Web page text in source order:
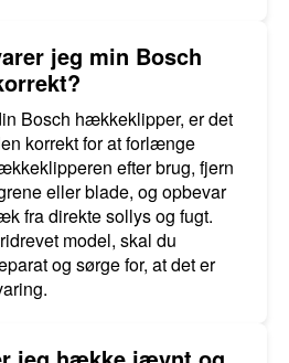
jeg min Bosch
Bosch hækkeklipper, er det
korrekt for at forlænge
efter brug, fjern
eller blade, og opbevar
fra direkte sollys og fugt.
model, skal du
og sørge for, at det er